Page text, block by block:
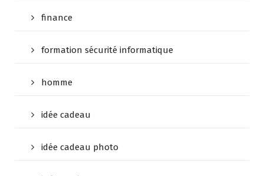
finance
formation sécurité informatique
homme
idée cadeau
idée cadeau photo